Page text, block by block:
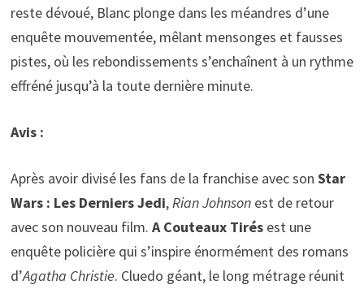
reste dévoué, Blanc plonge dans les méandres d’une
enquête mouvementée, mêlant mensonges et fausses
pistes, où les rebondissements s’enchaînent à un rythme
effréné jusqu’à la toute dernière minute.
Avis :
Après avoir divisé les fans de la franchise avec son Star
Wars : Les Derniers Jedi,Rian Johnsonest de retour
avec son nouveau film. A Couteaux Tirésest une
enquête policière qui s’inspire énormément des romans
d’Agatha Christie. Cluedo géant, le long métrage réunit